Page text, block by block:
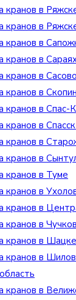
кранов в
кранов в
кранов в
кранов в
кранов в Сасово
кранов в
кранов в Спас-
кранов в
кранов в
кранов в
кранов в Туме
кранов в
кранов в
кранов в
кранов в Шацке
кранов в
кранов в